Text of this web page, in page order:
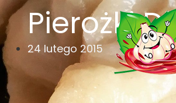
Pierożki
24 lutego 2015